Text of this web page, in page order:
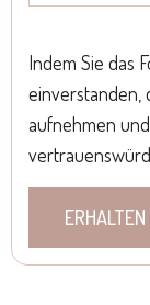
Indem Sie das
einverstanden,
aufnehmen